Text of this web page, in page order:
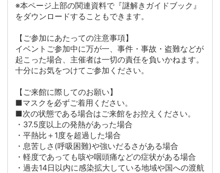
※本ページ上部の関連資料で『謎解きガイドブック』
をダウンロードすることもできます。
【ご参加にあたっての注意事項】
イベントご参加中に万が一、事件・事故・盗難などが
起こった場合、主催者は一切の責任を負いかねます。
十分にお気をつけてご参加ください。
【ご来館に際してのお願い】
■マスクを必ずご着用ください。
■次の状態である場合はご来館をお控えください。
・37.5度以上の発熱があった場合
・平熱比＋1度を超過した場合
・息苦しさ(呼吸困難)や強いだるさがある場合
・軽度であっても咳や咽頭痛などの症状がある場合
・過去14日以内に感染拡大している地域や国への渡航